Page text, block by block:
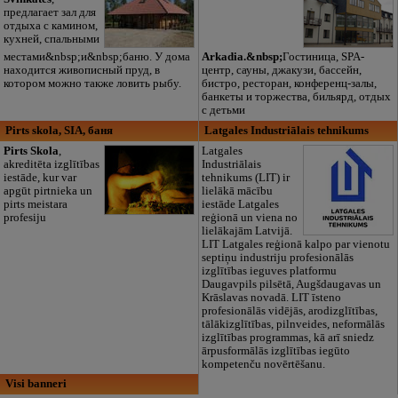
предлагает зал для
отдыха с камином,
кухней, спальными
местами&nbsp;и&nbsp;баню. У дома
находится живописный пруд, в
котором можно также ловить рыбу.
Arkadia.&nbsp;Гостиница, SPA-
центр, сауны, джакузи, бассейн,
бистро, ресторан, конференц-залы,
банкеты и торжества, бильярд, отдых
с детьми
Pirts skola, SIA, баня
Pirts Skola
akreditēta izglītības
iestāde, kur var
apgūt pirtnieka un
pirts meistara
profesiju
Latgales Industriālais tehnikums
Latgales
Industriālais
tehnikums (LIT) ir
lielākā mācību
iestāde Latgales
reģionā un viena no
lielākajām Latvijā.
LIT Latgales reģionā kalpo par vienotu
septiņu industriju profesionālās
izglītības ieguves platformu
Daugavpils pilsētā, Augšdaugavas un
Krāslavas novadā. LIT īsteno
profesionālās vidējās, arodizglītības,
tālākizglītības, pilnveides, neformālās
izglītības programmas, kā arī sniedz
ārpusformālās izglītības iegūto
kompetenču novērtēšanu.
Visi banneri